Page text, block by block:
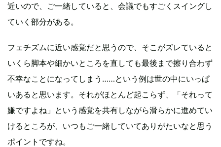
近いので、ご一緒していると、会議でもすごくスイングし
ていく部分がある。
フェチズムに近い感覚だと思うので、そこがズレていると
いくら脚本や細かいところを直しても最後まで擦り合わず
不幸なことになってしまう……という例は世の中にいっぱ
いあると思います。それがほとんど起こらず、「それって
嫌ですよね」という感覚を共有しながら滑らかに進めてい
けるところが、いつもご一緒していてありがたいなと思う
ポイントですね。